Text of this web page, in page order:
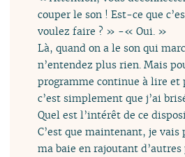
couper le son ! Est-ce que
voulez faire ? » -« Oui. »
Là, quand on a le son qui
n’entendez plus rien. Mais
programme continue à lire et
c’est simplement que j’ai
Quel est l’intérêt de ce
C’est que maintenant, je
ma baie en rajoutant